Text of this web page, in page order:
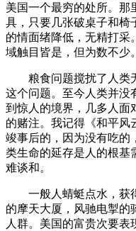
美国一个最穷的处所。那
具，只要几张破桌子和椅
的情面绪降低，无精打采
域触目皆是，但为数不少。
粮食问题搅扰了人类
这个问题。至今人类并没
到惊人的境界，几多人面
的赌注。我记得《和平风
竣事后的，因为没有吃的
类生命的延存是人的根基
难谈和。
一般人蜻蜓点水，获
的摩天大厦，风驰电掣的
人群。美国的富贵次要